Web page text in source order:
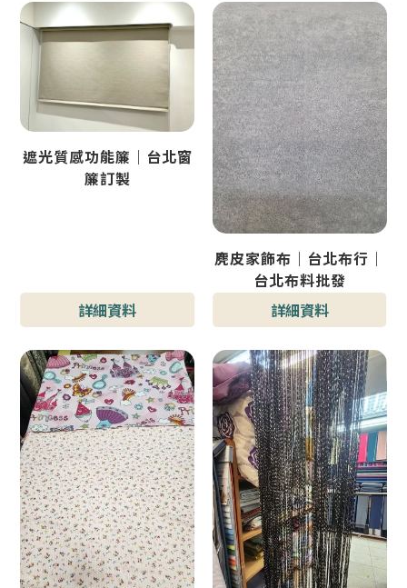
遮光質感功能簾｜台北窗
簾訂製
詳細資料
麂皮家飾布｜台北布行｜
台北布料批發
詳細資料